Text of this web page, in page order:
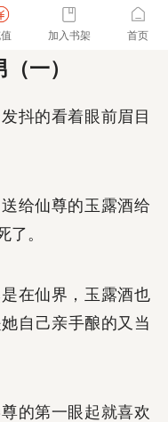
一）
抖的看着眼前眉目
给仙尊的玉露酒给
了。
在仙界，玉露酒也
自己亲手酿的又当
的第一眼起就喜欢
加入书架 首页